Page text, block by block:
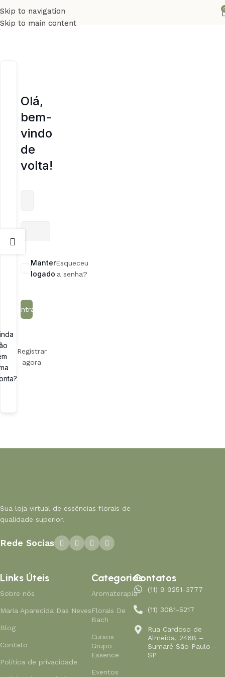
Skip to navigation
Skip to main content
Skip to navigation
Skip to main content
Olá,
bem-
vindo
de
volta!
Manter
logado
Esqueceu
a senha?
Entrar
Registrar
agora
Sua loja virtual de essências florais de
qualidade superior.
Rede Socias
Links Úteis
Sobre nós
Maria Aparecida Das Neves
Blog
Contato
Política de privacidade
Categorias
Aromaterapia
Florais De
Bach
Cursos
Grupo
Essence
Eventos
Contatos
(11) 9 9251-3777
(11) 3081-5217
Rua Cardoso de
Almeida, 2468 –
Sumaré São Paulo –
SP